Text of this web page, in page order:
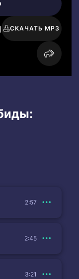
СКАЧАТЬ MP3
2:57
2:45
3:21